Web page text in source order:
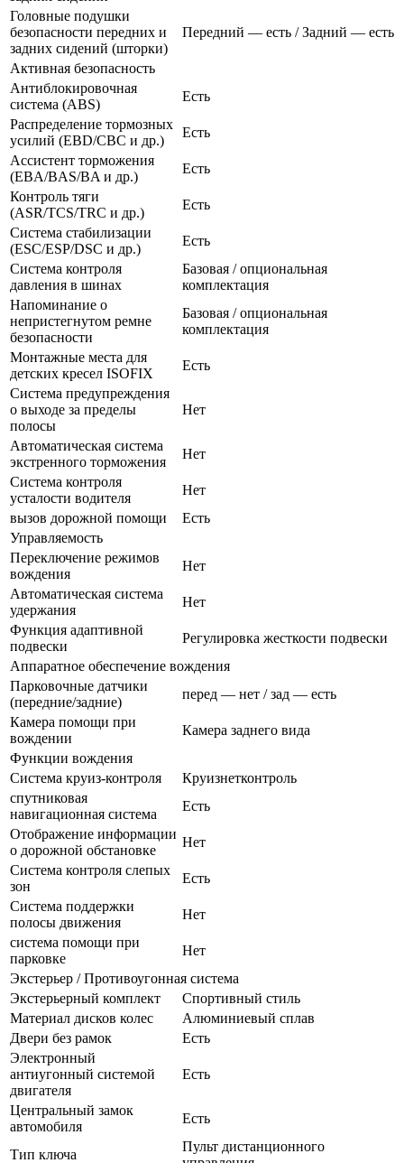
Головные подушки
безопасности передних и
задних сидений (шторки)
Передний — есть / Задний — есть
Активная безопасность
Антиблокировочная
система (ABS)
Есть
Распределение тормозных
усилий (EBD/CBC и др.)
Есть
Ассистент торможения
(EBA/BAS/BA и др.)
Есть
Контроль тяги
(ASR/TCS/TRC и др.)
Есть
Система стабилизации
(ESC/ESP/DSC и др.)
Есть
Система контроля
давления в шинах
Базовая / опциональная
комплектация
Напоминание о
непристегнутом ремне
безопасности
Базовая / опциональная
комплектация
Монтажные места для
детских кресел ISOFIX
Есть
Система предупреждения
о выходе за пределы
полосы
Нет
Автоматическая система
экстренного торможения
Нет
Система контроля
усталости водителя
Нет
вызов дорожной помощи
Есть
Управляемость
Переключение режимов
вождения
Нет
Автоматическая система
удержания
Нет
Функция адаптивной
подвески
Регулировка жесткости подвески
Аппаратное обеспечение вождения
Парковочные датчики
(передние/задние)
перед — нет / зад — есть
Камера помощи при
вождении
Камера заднего вида
Функции вождения
Система круиз-контроля
Круизнетконтроль
спутниковая
навигационная система
Есть
Отображение информации
о дорожной обстановке
Нет
Система контроля слепых
зон
Есть
Система поддержки
полосы движения
Нет
система помощи при
парковке
Нет
Экстерьер / Противоугонная система
Экстерьерный комплект
Спортивный стиль
Материал дисков колес
Алюминиевый сплав
Двери без рамок
Есть
Электронный
антиугонный системой
двигателя
Есть
Центральный замок
автомобиля
Есть
Тип ключа
Пульт дистанционного